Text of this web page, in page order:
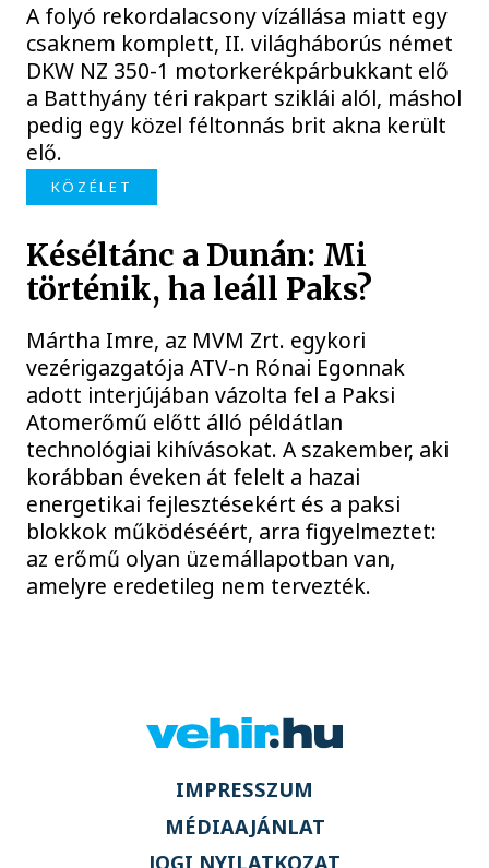
A folyó rekordalacsony vízállása miatt egy
csaknem komplett, II. világháborús német
DKW NZ 350-1 motorkerékpárbukkant elő
a Batthyány téri rakpart sziklái alól, máshol
pedig egy közel féltonnás brit akna került
elő.
KÖZÉLET
Késéltánc a Dunán: Mi
történik, ha leáll Paks?
Mártha Imre, az MVM Zrt. egykori
vezérigazgatója ATV-n Rónai Egonnak
adott interjújában vázolta fel a Paksi
Atomerőmű előtt álló példátlan
technológiai kihívásokat. A szakember, aki
korábban éveken át felelt a hazai
energetikai fejlesztésekért és a paksi
blokkok működéséért, arra figyelmeztet:
az erőmű olyan üzemállapotban van,
amelyre eredetileg nem tervezték.
IMPRESSZUM
MÉDIAAJÁNLAT
JOGI NYILATKOZAT